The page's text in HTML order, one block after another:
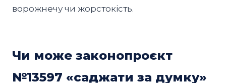
ворожнечу чи жорстокість.
Чи може законопроєкт
№13597 «саджати за думку»